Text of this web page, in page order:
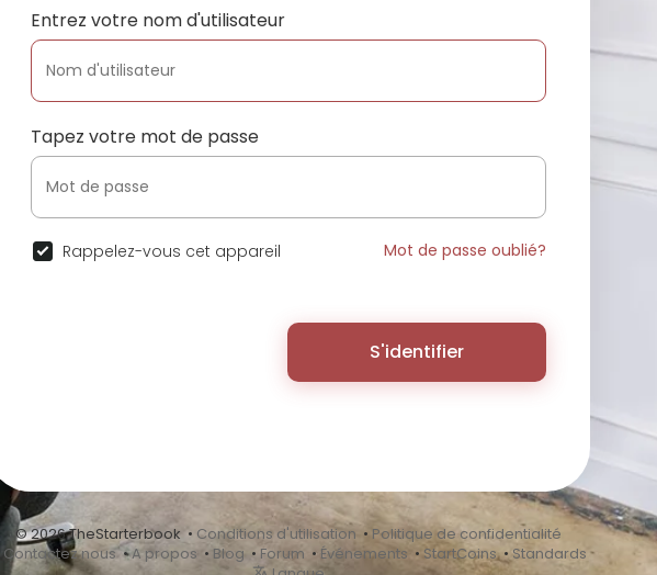
Entrez votre nom d'utilisateur
Tapez votre mot de passe
Rappelez-vous cet appareil Mot de passe oublié?
S'identifier
© 2026 TheStarterbook • Conditions d'utilisation • Politique de confidentialité
•Contactez nous•A propos•Blog • Forum • Événements • StartCoins•Standards